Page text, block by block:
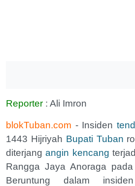
Reporter : Ali Imron
blokTuban.com - Insiden
1443 Hijriyah Bupati Tuban
diterjangangin kencang
Rangga Jaya Anoraga
Beruntung dalam